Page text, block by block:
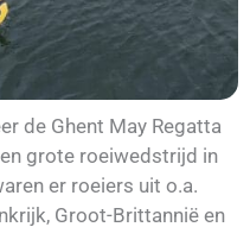
de Ghent May Regatta
grote roeiwedstrijd in
er roeiers uit o.a.
Groot-Brittannië en